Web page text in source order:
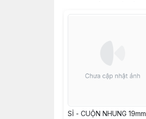
SỈ - CUỘN NHUNG 19mm